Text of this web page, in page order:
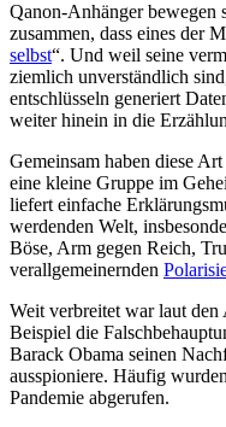
Qanon-Anhänger bewegen
zusammen, dass eines der
selbst“. Und weil seine
ziemlich unverständlich
entschlüsseln generiert
weiter hinein in die
Gemeinsam haben diese
eine kleine Gruppe im
liefert einfache
werdenden Welt,
Böse, Arm gegen Reich,
verallgemeinernden
Weit verbreitet war laut den
Beispiel die
Barack Obama seinen
ausspioniere. Häufig
Pandemie abgerufen.